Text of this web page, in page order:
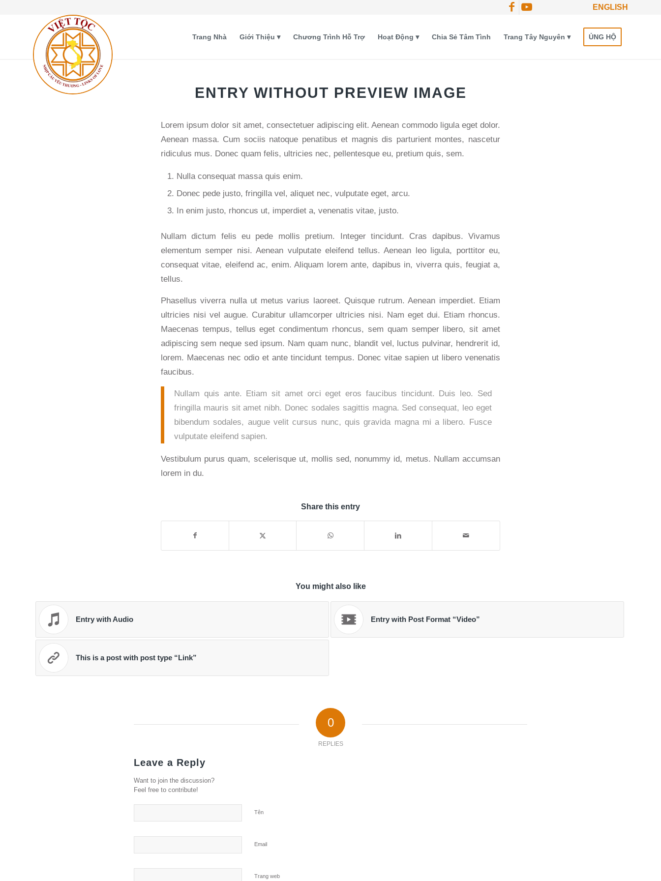
ENGLISH
Trang Nhà Giới Thiệu Chương Trình Hỗ Trợ Hoạt Động Chia Sẻ Tâm Tình Trang Tây Nguyên ỦNG HỘ
ENTRY WITHOUT PREVIEW IMAGE
Lorem ipsum dolor sit amet, consectetuer adipiscing elit. Aenean commodo ligula eget dolor.
Aenean massa. Cum sociis natoque penatibus et magnis dis parturient montes, nascetur
ridiculus mus. Donec quam felis, ultricies nec, pellentesque eu, pretium quis, sem.
Nulla consequat massa quis enim.
Donec pede justo, fringilla vel, aliquet nec, vulputate eget, arcu.
In enim justo, rhoncus ut, imperdiet a, venenatis vitae, justo.
Nullam dictum felis eu pede mollis pretium. Integer tincidunt. Cras dapibus. Vivamus
elementum semper nisi. Aenean vulputate eleifend tellus. Aenean leo ligula, porttitor eu,
consequat vitae, eleifend ac, enim. Aliquam lorem ante, dapibus in, viverra quis, feugiat a,
tellus.
Phasellus viverra nulla ut metus varius laoreet. Quisque rutrum. Aenean imperdiet. Etiam
ultricies nisi vel augue. Curabitur ullamcorper ultricies nisi. Nam eget dui. Etiam rhoncus.
Maecenas tempus, tellus eget condimentum rhoncus, sem quam semper libero, sit amet
adipiscing sem neque sed ipsum. Nam quam nunc, blandit vel, luctus pulvinar, hendrerit id,
lorem. Maecenas nec odio et ante tincidunt tempus. Donec vitae sapien ut libero venenatis
faucibus.
Nullam quis ante. Etiam sit amet orci eget eros faucibus tincidunt. Duis leo. Sed
fringilla mauris sit amet nibh. Donec sodales sagittis magna. Sed consequat, leo eget
bibendum sodales, augue velit cursus nunc, quis gravida magna mi a libero. Fusce
vulputate eleifend sapien.
Vestibulum purus quam, scelerisque ut, mollis sed, nonummy id, metus. Nullam accumsan
lorem in du.
Share this entry
You might also like
Entry with Audio Entry with Post Format “Video”
This is a post with post type “Link”
0
REPLIES
Leave a Reply
Want to join the discussion?
Feel free to contribute!
Tên
Email
Trang web